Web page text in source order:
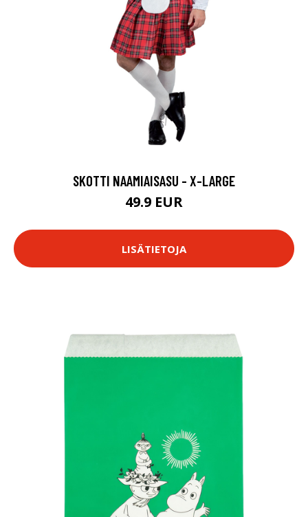
SKOTTI NAAMIAISASU - X-LARGE
49.9 EUR
LISÄTIETOJA